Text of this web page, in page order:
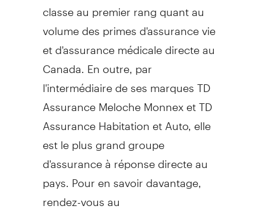
classe au premier rang quant au
volume des primes d'assurance vie
et d'assurance médicale directe au
Canada . En outre, par
l'intermédiaire de ses marques TD
Assurance Meloche Monnex et TD
Assurance Habitation et Auto, elle
est le plus grand groupe
d'assurance à réponse directe au
pays. Pour en savoir davantage,
rendez-vous au